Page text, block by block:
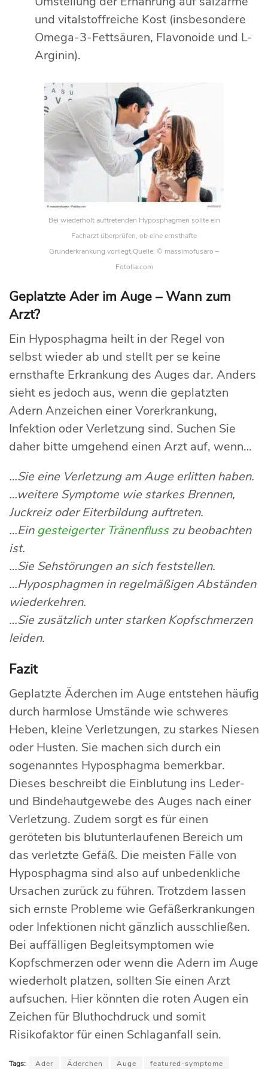
und vitalstoffreiche Kost (insbesondere
Omega-3-Fettsäuren, Flavonoide und L-
Arginin).
Bei wiederholt auftretenden Hyposphagmen sollte ein
Facharzt überprüfen, ob eine ernsthafte
Grunderkrankung vorliegt,Quelle: © massimofusaro –
Fotolia.com
Geplatzte Ader im Auge – Wann zum
Arzt?
Ein Hyposphagma heilt in der Regel von
selbst wieder ab und stellt per se keine
ernsthafte Erkrankung des Auges dar. Anders
sieht es jedoch aus, wenn die geplatzten
Adern Anzeichen einer Vorerkrankung,
Infektion oder Verletzung sind. Suchen Sie
daher bitte umgehend einen Arzt auf, wenn…
…Sie eine Verletzung am Auge erlitten haben.
…weitere Symptome wie starkes Brennen,
Juckreiz oder Eiterbildung auftreten.
…Ein gesteigerter Tränenflusszu beobachten
ist.
…Sie Sehstörungen an sich feststellen.
…Hyposphagmen in regelmäßigen Abständen
wiederkehren.
…Sie zusätzlich unter starken Kopfschmerzen
leiden.
Fazit
Geplatzte Äderchen im Auge entstehen häufig
durch harmlose Umstände wie schweres
Heben, kleine Verletzungen, zu starkes Niesen
oder Husten. Sie machen sich durch ein
sogenanntes Hyposphagma bemerkbar.
Dieses beschreibt die Einblutung ins Leder-
und Bindehautgewebe des Auges nach einer
Verletzung. Zudem sorgt es für einen
geröteten bis blutunterlaufenen Bereich um
das verletzte Gefäß. Die meisten Fälle von
Hyposphagma sind also auf unbedenkliche
Ursachen zurück zu führen. Trotzdem lassen
sich ernste Probleme wie Gefäßerkrankungen
oder Infektionen nicht gänzlich ausschließen.
Bei auffälligen Begleitsymptomen wie
Kopfschmerzen oder wenn die Adern im Auge
wiederholt platzen, sollten Sie einen Arzt
aufsuchen. Hier könnten die roten Augen ein
Zeichen für Bluthochdruck und somit
Risikofaktor für einen Schlaganfall sein.
Tags: Ader Äderchen Auge
featured-symptome